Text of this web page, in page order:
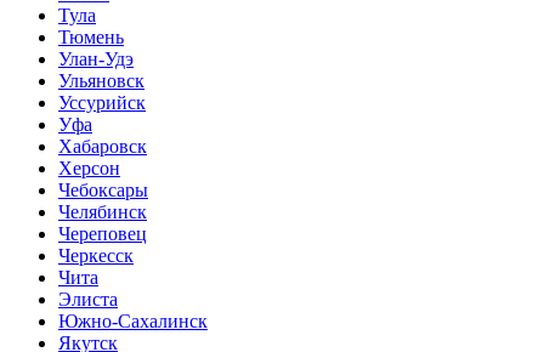
Тула
Тюмень
Улан-Удэ
Ульяновск
Уссурийск
Уфа
Хабаровск
Херсон
Чебоксары
Челябинск
Череповец
Черкесск
Чита
Элиста
Южно-Сахалинск
Якутск